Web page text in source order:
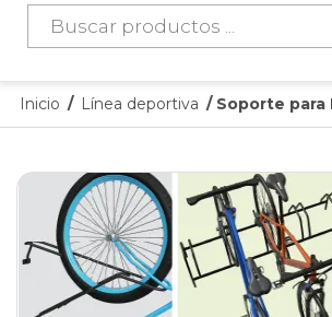
Búsqueda
productos
Inicio / Línea deportiva / Soporte para